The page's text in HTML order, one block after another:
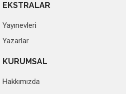
EKSTRALAR
Yayınevleri
Yazarlar
KURUMSAL
Hakkımızda